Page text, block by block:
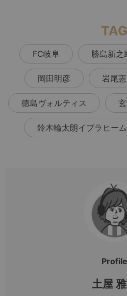
TAG
FC岐阜 勝島新之
岡田明彦 岩尾憲
徳島ヴォルティス
鈴木輪太朗イブラヒーム
Profile
土屋